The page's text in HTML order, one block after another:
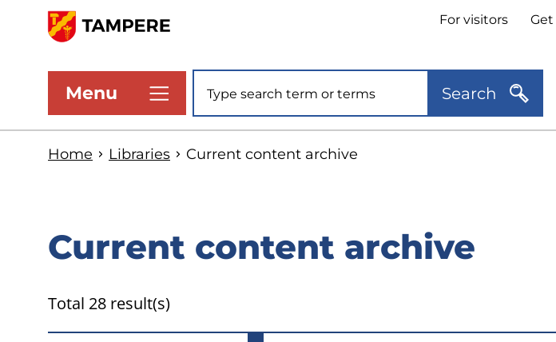
main
content
Header
links
For visitors
Menu Site search Search
Home Libraries Current content archive
Current content archive
Total 28 result(s)